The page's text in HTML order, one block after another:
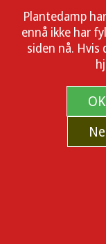
Plantedamp
ennå ikke har
siden nå. Hvis